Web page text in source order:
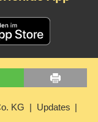
KG Updates